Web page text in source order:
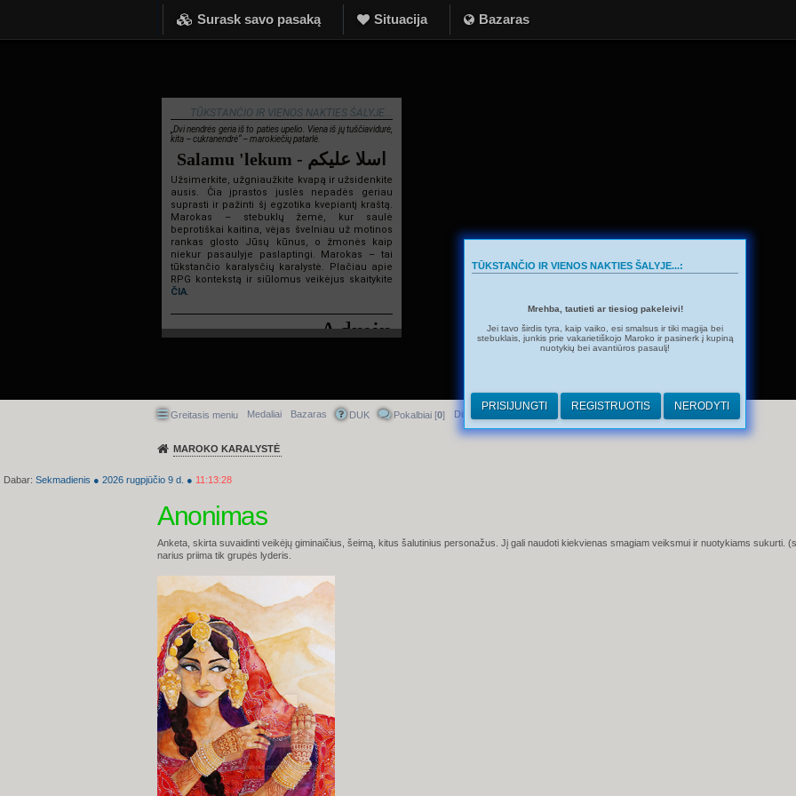
Surask savo pasaką Situacija Bazaras
TŪKSTANČIO IR VIENOS NAKTIES ŠALYJE...
„Dvi nendrės geria iš to paties upelio. Viena iš jų tuščiavidurė,
kita – cukranendrė“ – marokiečių patarlė.
Salamu 'lekum - اسلا عليكم
Užsimerkite, užgniaužkite kvapą ir užsidenkite
ausis. Čia įprastos juslės nepadės geriau
suprasti ir pažinti šį egzotika kvepiantį kraštą.
Marokas – stebuklų žemė, kur saulė
beprotiškai kaitina, vėjas švelniau už motinos
rankas glosto Jūsų kūnus, o žmonės kaip
niekur pasaulyje paslaptingi. Marokas – tai
tūkstančio karalysčių karalystė. Plačiau apie
RPG kontekstą ir siūlomus veikėjus skaitykite
ČIA.
Admin
Greitasis meniu Medaliai Bazaras DUK Pokalbiai [0] Dirhamai
MAROKO KARALYSTĖ
Dabar: Sekmadienis ● 2026 rugpjūčio 9 d. ● 11:13:29
TŪKSTANČIO IR VIENOS NAKTIES ŠALYJE...:
Mrehba, tautieti ar tiesiog pakeleivi!
Jei tavo širdis tyra, kaip vaiko, esi smalsus ir tiki magija bei
stebuklais, junkis prie vakarietiškojo Maroko ir pasinerk į kupiną
nuotykių bei avantiūros pasaulį!
PRISIJUNGTI REGISTRUOTIS NERODYTI
Anonimas
Anketa, skirta suvaidinti veikėjų giminaičius, šeimą, kitus šalutinius personažus. Jį gali naudoti kiekvienas smagiam veiksmui ir nuotykiams sukurti.
narius priima tik grupės lyderis.